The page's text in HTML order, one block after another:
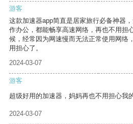
游客
这款加速器app简直是居家旅行必备神器
作办公，都能畅享高速网络，再也不用担
候，经常因为网速慢而无法正常使用网络
用担心了。
2024-03-07
游客
超级好用的加速器，妈妈再也不用担心我
2024-03-07